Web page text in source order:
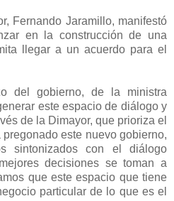
Fernando Jaramillo, manifestó
en la construcción de una
llegar a un acuerdo para el
del gobierno, de la ministra
este espacio de diálogo y
de la Dimayor, que prioriza el
este nuevo gobierno,
sintonizados con el diálogo
decisiones se toman a
que este espacio que tiene
particular de lo que es el